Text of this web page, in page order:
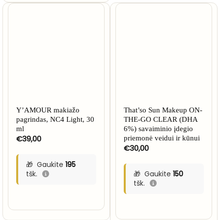
Y’AMOUR makiažo
pagrindas, NC4 Light, 30
ml
€39,00
Gaukite 195
tšk.
That’so Sun Makeup ON-
THE-GO CLEAR (DHA
6%) savaiminio įdegio
priemonė veidui ir kūnui
€30,00
Gaukite 150
tšk.